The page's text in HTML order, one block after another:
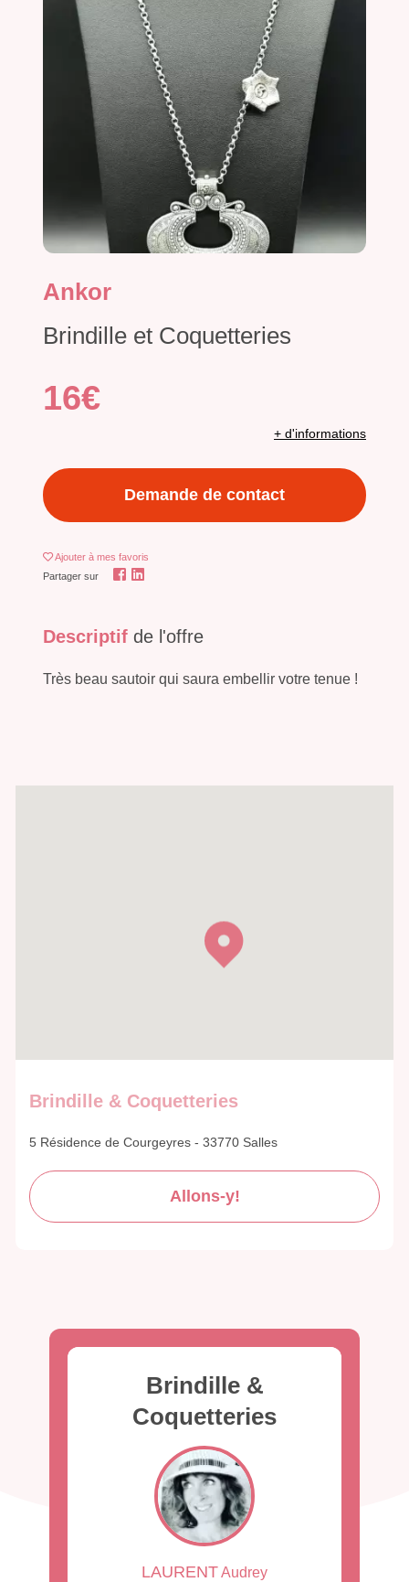
Ankor
Brindille et Coquetteries
16€
+ d'informations
Demande de contact
Ajouter à mes favoris
Partager sur
Descriptif de l'offre
Très beau sautoir qui saura embellir votre tenue !
Brindille & Coquetteries
5 Résidence de Courgeyres - 33770 Salles
Allons-y!
Brindille &
Coquetteries
LAURENTAudrey